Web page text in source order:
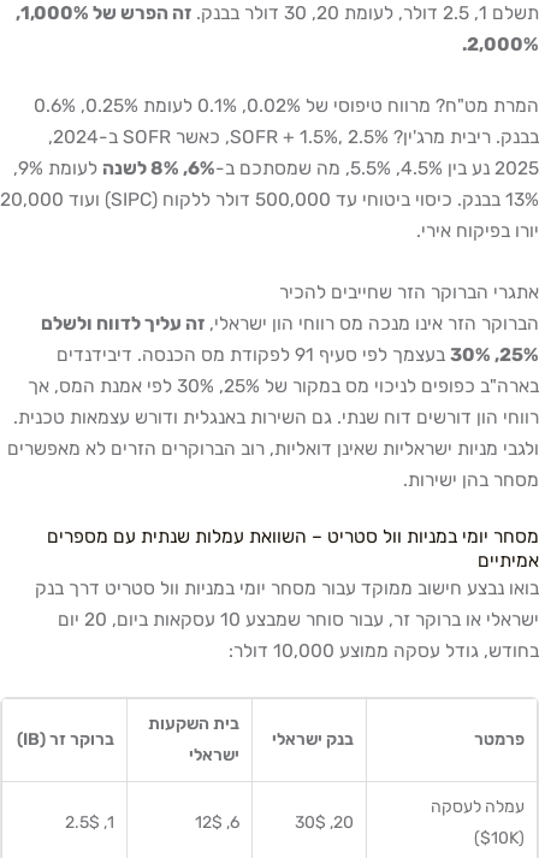
תשלם 1, 2.5 דולר, לעומת 20, 30 דולר בבנק.
זה הפרש של 1,000%,
2,000%.
המרת מט"ח? מרווח טיפוסי של 0.02%, 0.1% לעומת 0.25%, 0.6%
בבנק. ריבית מרג'ין? SOFR + 1.5%, 2.5%, כאשר SOFR ב-2024,
2025 נע בין 4.5%, 5.5%, מה שמסתכם ב-
6%, 8% לשנה
לעומת 9%,
13% בבנק. כיסוי ביטוחי עד 500,000 דולר ללקוח (SIPC) ועוד 20,000
יורו בפיקוח אירי.
אתגרי הברוקר הזר שחייבים להכיר
הברוקר הזר אינו מנכה מס רווחי הון ישראלי, זה עליך לדווח ולשלם
25%, 30%
בעצמך לפי סעיף 91 לפקודת מס הכנסה. דיבידנדים
בארה"ב כפופים לניכוי מס במקור של 25%, 30% לפי אמנת המס, אך
רווחי הון דורשים דוח שנתי. גם השירות באנגלית ודורש עצמאות טכנית.
ולגבי מניות ישראליות שאינן דואליות, רוב הברוקרים הזרים לא מאפשרים
מסחר בהן ישירות.
מסחר יומי במניות וול סטריט – השוואת עמלות שנתית עם מספרים
אמיתיים
בואו נבצע חישוב ממוקד עבור מסחר יומי במניות וול סטריט דרך בנק
ישראלי או ברוקר זר, עבור סוחר שמבצע 10 עסקאות ביום, 20 יום
בחודש, גודל עסקה ממוצע 10,000 דולר:
פרמטר בנק ישראלי
בית השקעות
ישראלי
ברוקר זר (IB)
עמלה לעסקה
(10K$)
20, 30$
6, 12$
1, 2.5$